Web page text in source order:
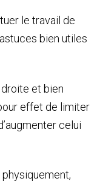
le travail de
bien utiles
et bien
effet de limiter
celui